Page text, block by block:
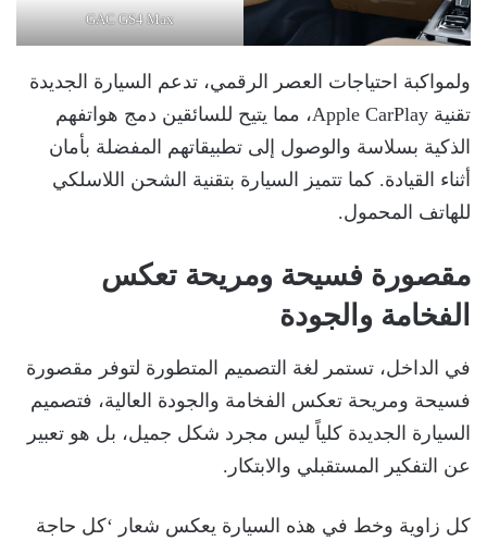
GAC GS4 Max
ولمواكبة احتياجات العصر الرقمي، تدعم السيارة الجديدة
تقنية Apple CarPlay، مما يتيح للسائقين دمج هواتفهم
الذكية بسلاسة والوصول إلى تطبيقاتهم المفضلة بأمان
أثناء القيادة. كما تتميز السيارة بتقنية الشحن اللاسلكي
للهاتف المحمول.
مقصورة فسيحة ومريحة تعكس
الفخامة والجودة
في الداخل، تستمر لغة التصميم المتطورة لتوفر مقصورة
فسيحة ومريحة تعكس الفخامة والجودة العالية، فتصميم
السيارة الجديدة كلياً ليس مجرد شكل جميل، بل هو تعبير
عن التفكير المستقبلي والابتكار.
كل زاوية وخط في هذه السيارة يعكس شعار ‘كل حاجة